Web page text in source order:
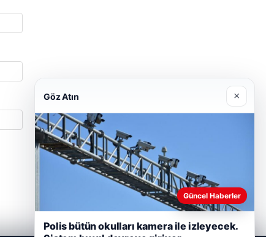
Göz Atın ×
Güncel Haberler
Polis bütün okulları kamera ile izleyecek.